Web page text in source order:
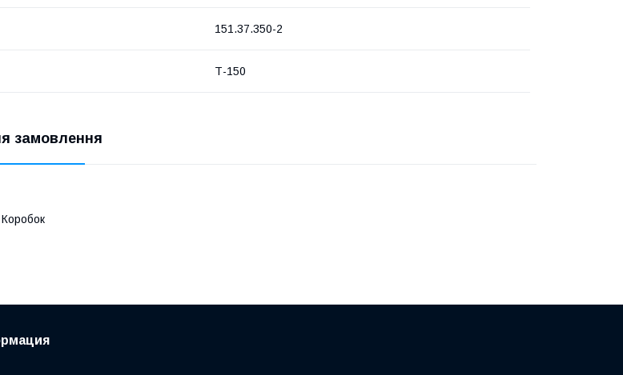
151.37.350-2
Т-150
замовлення
Коробок